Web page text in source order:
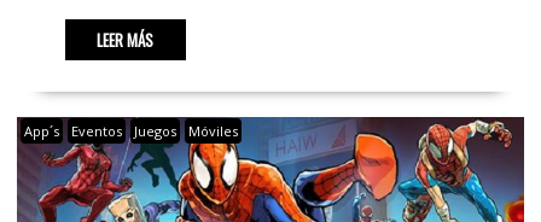
LEER MÁS
App´s Eventos Juegos Móviles